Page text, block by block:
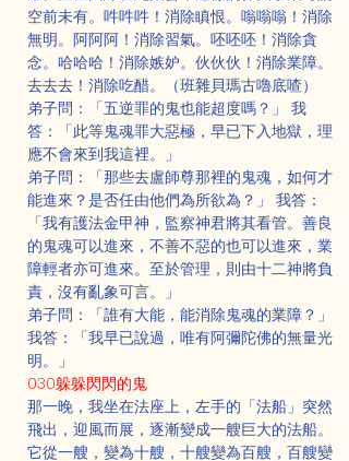
空前未有。吽吽吽！消除瞋恨。嗡嗡嗡！消除
無明。阿阿阿！消除習氣。呸呸呸！消除貪
念。哈哈哈！消除嫉妒。伙伙伙！消除業障。
去去去！消除吃醋。（班雜貝瑪古嚕底喳）
弟子問：「五逆罪的鬼也能超度嗎？」 我
答：「此等鬼魂罪大惡極，早已下入地獄，理
應不會來到我這裡。」
弟子問：「那些去盧師尊那裡的鬼魂，如何才
能進來？是否任由他們為所欲為？」 我答：
「我有護法金甲神，監察神君將其看管。善良
的鬼魂可以進來，不善不惡的也可以進來，業
障輕者亦可進來。至於管理，則由十二神將負
責，沒有亂象可言。」
弟子問：「誰有大能，能消除鬼魂的業障？」
我答：「我早已說過，唯有阿彌陀佛的無量光
明。」
030躲躲閃閃的鬼
那一晚，我坐在法座上，左手的「法船」突然
飛出，迎風而展，逐漸變成一艘巨大的法船。
它從一艘，變為十艘，十艘變為百艘，百艘變